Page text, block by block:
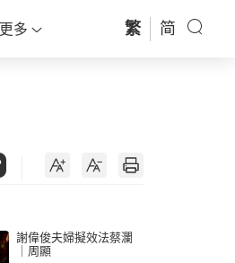
更多 繁 简
謝偉俊夫婦擬效法蔡瀾
｜周顯